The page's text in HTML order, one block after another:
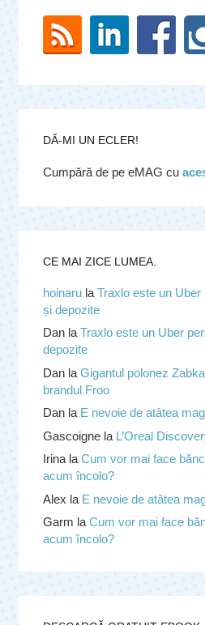
DĂ-MI UN ECLER!
Cumpără de pe eMAG cu
CE MAI ZICE LUMEA.
hoinarula Traxlo este un
și depozite
DanlaTraxlo este un Uber
depozite
Danla Gigantul polonez
brandul Froo
Danla E nevoie de atâtea
Gascoignela L’Oreal
IrinalaCum vor mai face
acum încolo?
Alex la E nevoie de atâtea
Garm laCum vor mai face
acum încolo?